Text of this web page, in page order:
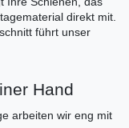
direkt mit.
führt unser
Hand
arbeiten wir eng mit